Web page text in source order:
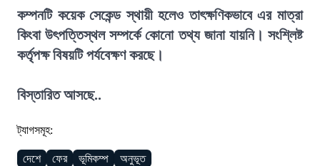
কম্পনটি কয়েক সেকেন্ড স্থায়ী হলেও তাৎক্ষণিকভাবে এর মাত্রা
কিংবা উৎপত্তিস্থল সম্পর্কে কোনো তথ্য জানা যায়নি। সংশ্লিষ্ট
কর্তৃপক্ষ বিষয়টি পর্যবেক্ষণ করছে।
বিস্তারিত আসছে..
ট্যাগসমূহ:
দেশে ফের ভূমিকম্প অনুভূত